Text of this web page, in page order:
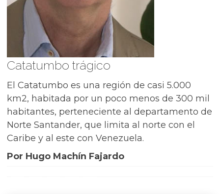
Catatumbo trágico
El Catatumbo es una región de casi 5.000
km2, habitada por un poco menos de 300 mil
habitantes, perteneciente al departamento de
Norte Santander, que limita al norte con el
Caribe y al este con Venezuela.
Por Hugo Machín Fajardo